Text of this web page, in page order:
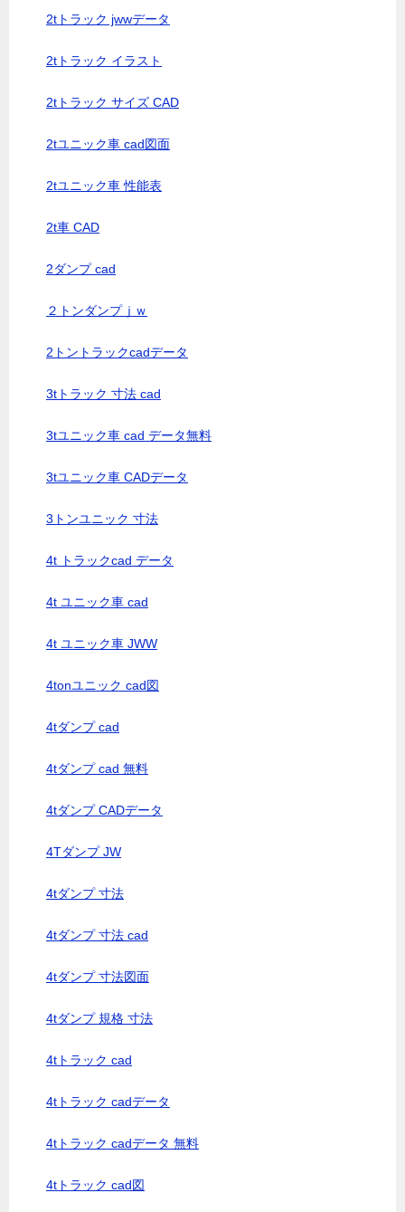
2tトラック jwwデータ
2tトラック イラスト
2tトラック サイズ CAD
2tユニック車 cad図面
2tユニック車 性能表
2t車 CAD
2ダンプ cad
２トンダンプｊｗ
2トントラックcadデータ
3tトラック 寸法 cad
3tユニック車 cad データ無料
3tユニック車 CADデータ
3トンユニック 寸法
4t トラックcad データ
4t ユニック車 cad
4t ユニック車 JWW
4tonユニック cad図
4tダンプ cad
4tダンプ cad 無料
4tダンプ CADデータ
4Tダンプ JW
4tダンプ 寸法
4tダンプ 寸法 cad
4tダンプ 寸法図面
4tダンプ 規格 寸法
4tトラック cad
4tトラック cadデータ
4tトラック cadデータ 無料
4tトラック cad図